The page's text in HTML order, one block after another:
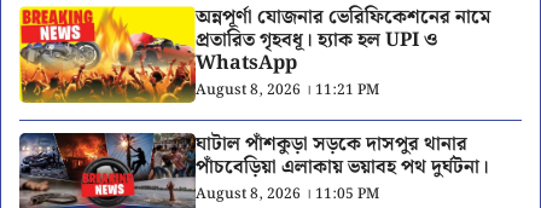
অন্নপূর্ণা যোজনার ভেরিফিকেশনের নামে
প্রতারিত গৃহবধূ। হ্যাক হল UPI ও
WhatsApp
August 8, 2026 । 11:21 PM
ঘাটাল পাঁশকুড়া সড়কে দাসপুর থানার
পাঁচবেড়িয়া এলাকায় ভয়াবহ পথ দুর্ঘটনা।
August 8, 2026 । 11:05 PM